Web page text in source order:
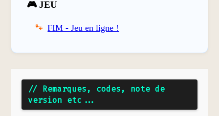
🎮 JEU
FIM - Jeu en ligne !
// Remarques, codes, note de
version etc...